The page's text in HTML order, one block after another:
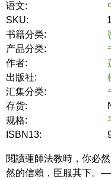
语文:
SKU:
书籍分类:
产品分类:
作者:
出版社:
汇集分类:
存货:
规格:
ISBN13:
閱讀蓮師法教時，你必
然的信賴，臣服其下。